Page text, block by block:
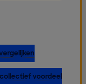
voordeel